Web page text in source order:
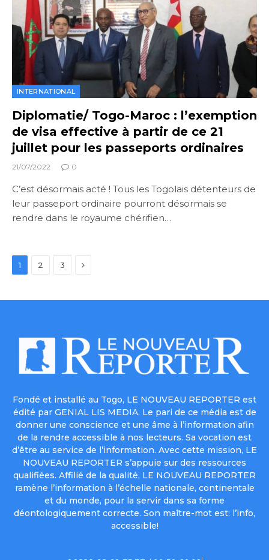
INTERNATIONAL
Diplomatie/ Togo-Maroc : l’exemption
de visa effective à partir de ce 21
juillet pour les passeports ordinaires
21/07/2022 0
C’est désormais acté ! Tous les Togolais détenteurs de
leur passeport ordinaire pourront désormais se
rendre dans le royaume chérifien…
1 2 3 Next
Fondé et installé au Togo, LE NOUVEAU REPORTER est
édité par GENIAL LIS MEDIA. Le pari de ce média est de
donner une conscience et une âme à l’information afin
de la rendre accessible à nos lecteurs. Sa vocation est
d’être au service de l’information. Avec cette mission, LE
NOUVEAU REPORTER s’appuie sur des ressources
qualifiées. Affilié de la qualité, LE NOUVEAU REPORTER
ramène l’information à l’échelle nationale, continentale
et du monde, pour la servir dans sa forme
déontologiquement correcte. Son maître-mot est: l’info,
accessible!